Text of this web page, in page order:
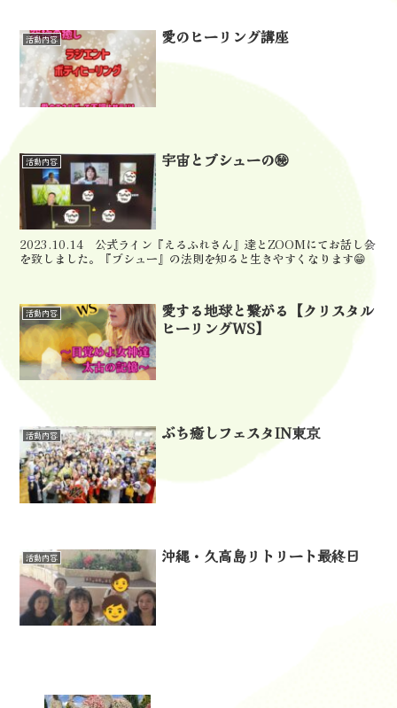
活動内容 愛のヒーリング講座
活動内容 宇宙とブシューの㊙️
2023.10.14 公式ライン『えるふれさん』達とZOOMにてお話し会
を致しました。『ブシュー』の法則を知ると生きやすくなります😁
活動内容
愛する地球と繋がる【クリスタル
ヒーリングWS】
活動内容 ぶち癒しフェスタIN東京
活動内容 沖縄・久高島リトリート最終日